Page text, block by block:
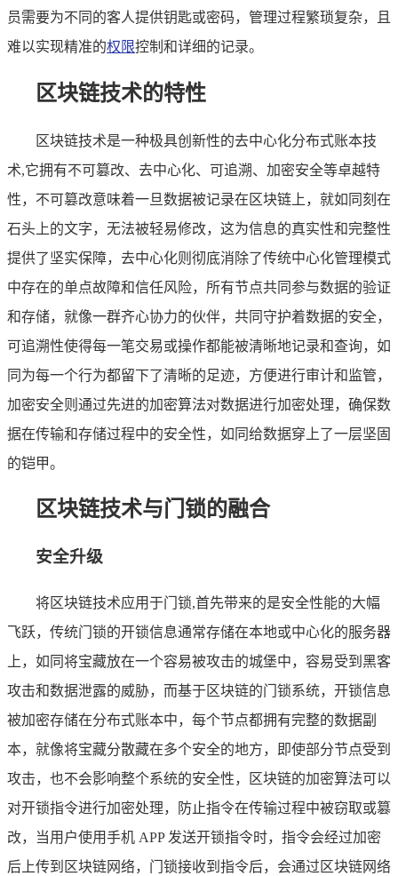
员需要为不同的客人提供钥匙或密码，管理过程繁琐复杂，且
难以实现精准的权限控制和详细的记录。
区块链技术的特性
区块链技术是一种极具创新性的去中心化分布式账本技
术,它拥有不可篡改、去中心化、可追溯、加密安全等卓越特
性，不可篡改意味着一旦数据被记录在区块链上，就如同刻在
石头上的文字，无法被轻易修改，这为信息的真实性和完整性
提供了坚实保障，去中心化则彻底消除了传统中心化管理模式
中存在的单点故障和信任风险，所有节点共同参与数据的验证
和存储，就像一群齐心协力的伙伴，共同守护着数据的安全，
可追溯性使得每一笔交易或操作都能被清晰地记录和查询，如
同为每一个行为都留下了清晰的足迹，方便进行审计和监管，
加密安全则通过先进的加密算法对数据进行加密处理，确保数
据在传输和存储过程中的安全性，如同给数据穿上了一层坚固
的铠甲。
区块链技术与门锁的融合
安全升级
将区块链技术应用于门锁,首先带来的是安全性能的大幅
飞跃，传统门锁的开锁信息通常存储在本地或中心化的服务器
上，如同将宝藏放在一个容易被攻击的城堡中，容易受到黑客
攻击和数据泄露的威胁，而基于区块链的门锁系统，开锁信息
被加密存储在分布式账本中，每个节点都拥有完整的数据副
本，就像将宝藏分散藏在多个安全的地方，即使部分节点受到
攻击，也不会影响整个系统的安全性，区块链的加密算法可以
对开锁指令进行加密处理，防止指令在传输过程中被窃取或篡
改，当用户使用手机 APP 发送开锁指令时，指令会经过加密
后上传到区块链网络，门锁接收到指令后，会通过区块链网络